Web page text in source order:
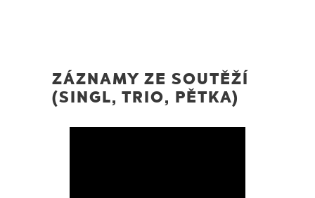
ZÁZNAMY ZE SOUTĚŽÍ
(SINGL, TRIO, PĚTKA)